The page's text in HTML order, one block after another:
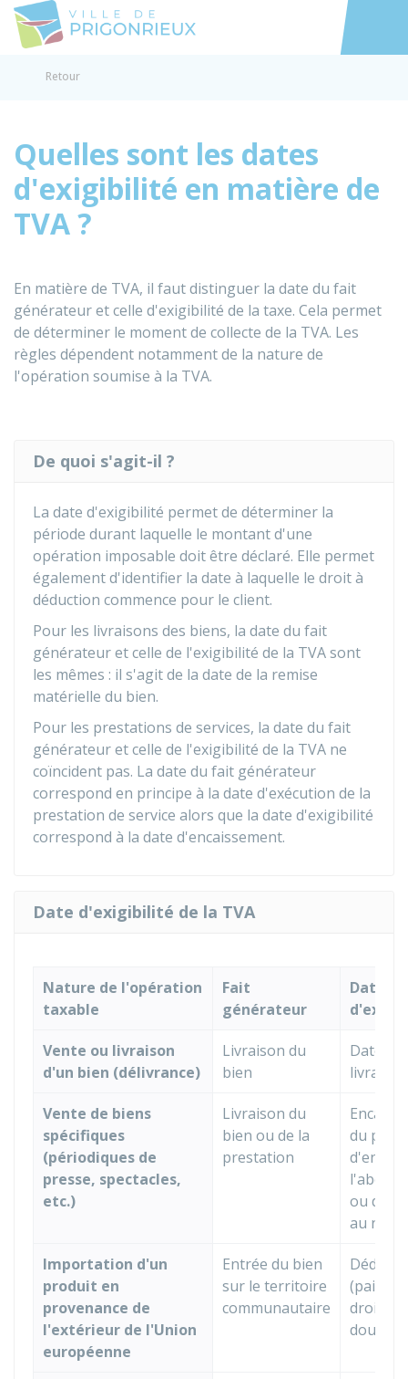
Accéder
Retour
Quelles sont les dates
d'exigibilité en matière de
TVA ?
En matière de TVA, il faut distinguer la date du fait
générateur et celle d'exigibilité de la taxe. Cela permet
de déterminer le moment de collecte de la TVA. Les
règles dépendent notamment de la nature de
l'opération soumise à la TVA.
De quoi s'agit-il ?
La date d'exigibilité permet de déterminer la
période durant laquelle le montant d'une
opération imposable doit être déclaré. Elle permet
également d'identifier la date à laquelle le droit à
déduction commence pour le client.
Pour les livraisons des biens, la date du fait
générateur et celle de l'exigibilité de la TVA sont
les mêmes : il s'agit de la date de la remise
matérielle du bien.
Pour les prestations de services, la date du fait
générateur et celle de l'exigibilité de la TVA ne
coïncident pas. La date du fait générateur
correspond en principe à la date d'exécution de la
prestation de service alors que la date d'exigibilité
correspond à la date d'encaissement.
Date d'exigibilité de la TVA
Nature de l'opération
taxable
Fait
générateur
Date
Vente ou livraison
d'un bien (délivrance)
Livraison du
bien
Date de
livraison
Vente de biens
spécifiques
(périodiques de
presse, spectacles,
etc.)
Livraison du
bien ou de la
prestation
du prix
ou de
au
Importation d'un
produit en
provenance de
l'extérieur de l'Union
européenne
Entrée du bien
sur le territoire
communautaire
droits
douane)